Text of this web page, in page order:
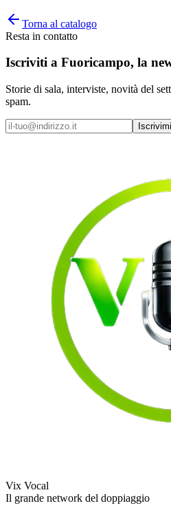
Torna al catalogo
Resta in contatto
Iscriviti a Fuoricampo, la
Storie di sala, interviste, novità del
spam.
Iscrivimi
Vix Vocal
Il grande network del doppiaggio